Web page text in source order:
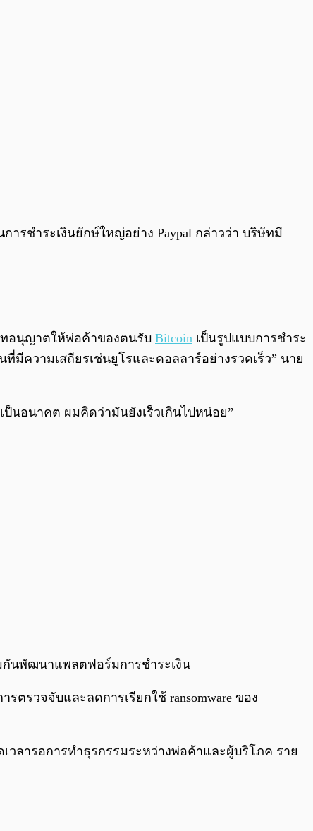
/ 0:00
ารชำระเงินยักษ์ใหญ่อย่าง Paypal กล่าวว่า บริษัทมี
ทอนุญาตให้พ่อค้าของตนรับ Bitcoin เป็นรูปแบบการชำระ
มีความเสถียรเช่นยูโรและดอลลาร์อย่างรวดเร็ว” นาย
นอนาคต ผมคิดว่ามันยังเร็วเกินไปหน่อย”
มกันพัฒนาแพลตฟอร์มการชำระเงิน
รวจจับและลดการเรียกใช้ ransomware ของ
เวลารอการทำธุรกรรมระหว่างพ่อค้าและผู้บริโภค ราย